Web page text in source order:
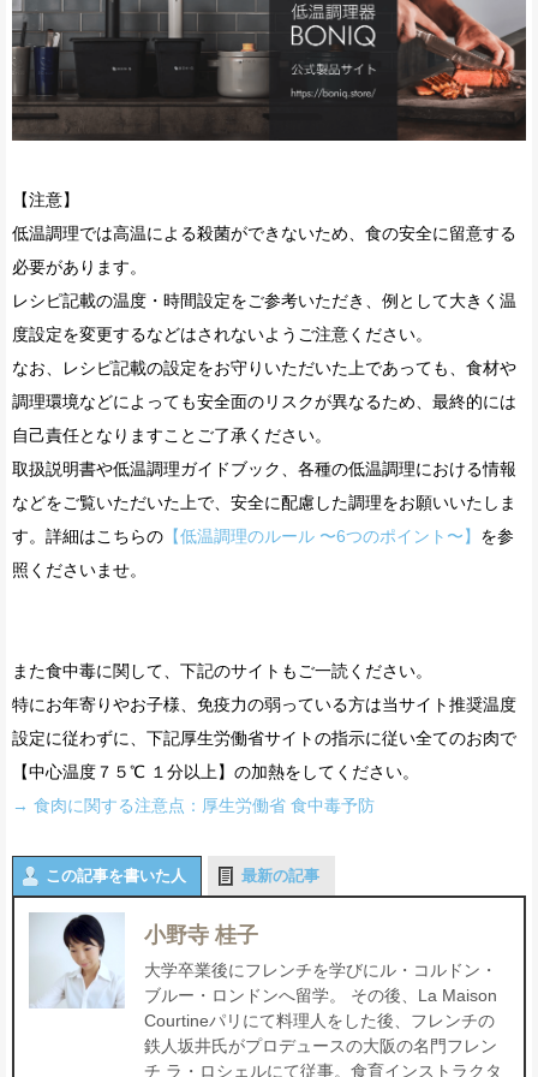
【注意】
低温調理では高温による殺菌ができないため、食の安全に留意する
必要があります。
レシピ記載の温度・時間設定をご参考いただき、例として大きく温
度設定を変更するなどはされないようご注意ください。
なお、レシピ記載の設定をお守りいただいた上であっても、食材や
調理環境などによっても安全面のリスクが異なるため、最終的には
自己責任となりますことご了承ください。
取扱説明書や低温調理ガイドブック、各種の低温調理における情報
などをご覧いただいた上で、安全に配慮した調理をお願いいたしま
す。詳細はこちらの 【低温調理のルール 〜6つのポイント〜】 を参
照くださいませ。
また食中毒に関して、下記のサイトもご一読ください。
特にお年寄りやお子様、免疫力の弱っている方は当サイト推奨温度
設定に従わずに、下記厚生労働省サイトの指示に従い全てのお肉で
【中心温度７５℃ １分以上】の加熱をしてください。
→ 食肉に関する注意点：厚生労働省 食中毒予防
この記事を書いた人 最新の記事
小野寺 桂子
大学卒業後にフレンチを学びにル・コルドン・
ブルー・ロンドンへ留学。 その後、La Maison
Courtineパリにて料理人をした後、フレンチの
鉄人坂井氏がプロデュースの大阪の名門フレン
チ ラ・ロシェルにて従事。食育インストラクタ